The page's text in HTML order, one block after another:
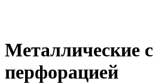
Металлические с
перфорацией